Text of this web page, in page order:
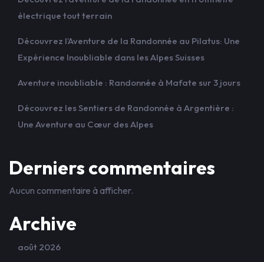
électrique tout terrain
Découvrez l’Aventure de la Randonnée au Pilatus: Une
Expérience Inoubliable dans les Alpes Suisses
Aventure inoubliable : Randonnée à Mafate sur 3 jours
Découvrez les Sentiers de Randonnée à Argentière :
Une Aventure au Cœur des Alpes
Derniers commentaires
Aucun commentaire à afficher.
Archive
août 2026